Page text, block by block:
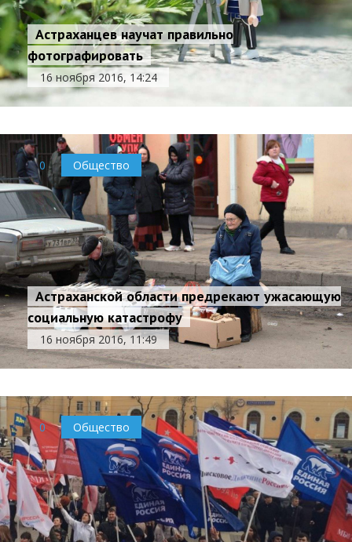
Астраханцев научат правильно
фотографировать
16 ноября 2016, 14:24
0 Общество
Астраханской области предрекают ужасающую
социальную катастрофу
16 ноября 2016, 11:49
0 Общество